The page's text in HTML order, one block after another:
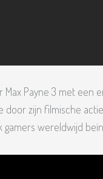
Max Payne 3 met een
door zijn filmische
wereldwijd